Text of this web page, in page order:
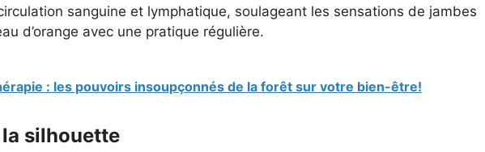
sanguine et lymphatique, soulageant les sensations de jambes
d’orange avec une pratique régulière.
: les pouvoirs insoupçonnés de la forêt sur votre bien-être!
silhouette